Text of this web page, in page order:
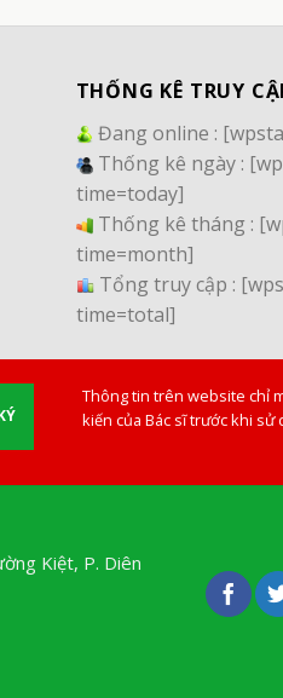
THỐNG KÊ TRUY
Đang online :
Thống kê ngày :
time=today]
Thống kê tháng :
time=month]
Tổng truy cập :
time=total]
Thông tin trên website chỉ
kiến của Bác sĩ trước khi sử
Kiệt, P. Diên